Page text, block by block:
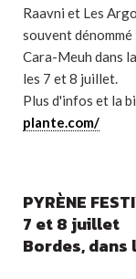
Raavni et Les
souvent dénommé
Cara-Meuh dans
les 7 et 8 juillet.
Plus d'infos et la
plante.com/
PYRÈNE
7 et 8 juillet
Bordes,